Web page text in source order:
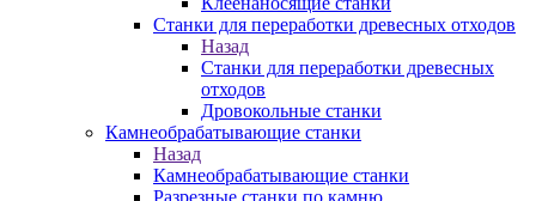
Станки для переработки древесных отходов
Назад
Станки для переработки древесных
отходов
Дровокольные станки
Камнеобрабатывающие станки
Назад
Камнеобрабатывающие станки
Разрезные станки по камню